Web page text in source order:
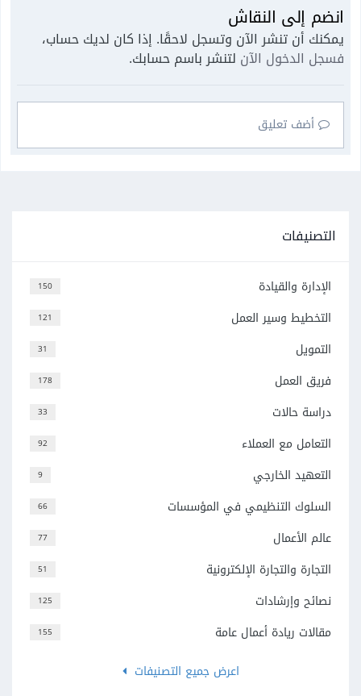
انضم إلى النقاش
يمكنك أن تنشر الآن وتسجل لاحقًا. إذا كان لديك حساب،
فسجل الدخول الآن لتنشر باسم حسابك.
أضف تعليق
التصنيفات
150 الإدارة والقيادة
121 التخطيط وسير العمل
31 التمويل
178 فريق العمل
33 دراسة حالات
92 التعامل مع العملاء
9 التعهيد الخارجي
66 السلوك التنظيمي في المؤسسات
77 عالم الأعمال
51 التجارة والتجارة الإلكترونية
125 نصائح وإرشادات
155
مقالات ريادة أعمال عامة
اعرض جميع التصنيفات